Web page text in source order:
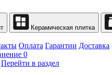
Керамическая плитка
Оплата Гарантии Доставка
0
Перейти в раздел